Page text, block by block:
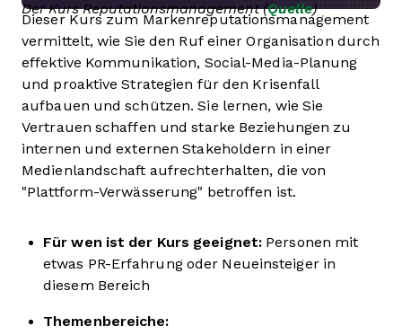
Der Kurs Reputationsmanagement (Quelle)
Dieser Kurs zum Markenreputationsmanagement
vermittelt, wie Sie den Ruf einer Organisation durch
effektive Kommunikation, Social-Media-Planung
und proaktive Strategien für den Krisenfall
aufbauen und schützen. Sie lernen, wie Sie
Vertrauen schaffen und starke Beziehungen zu
internen und externen Stakeholdern in einer
Medienlandschaft aufrechterhalten, die von
"Plattform-Verwässerung" betroffen ist.
Für wen ist der Kurs geeignet: Personen mit
etwas PR-Erfahrung oder Neueinsteiger in
diesem Bereich
Themenbereiche: